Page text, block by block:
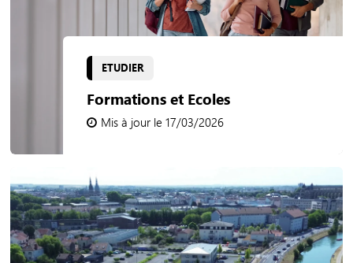
ETUDIER
Formations et Ecoles
Mis à jour le 17/03/2026